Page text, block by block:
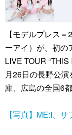
【モデルプレス
ーアイ）が、初の
LIVE TOUR
月26日の長野公
庫、広島の全国6都
【写真】ME:I、